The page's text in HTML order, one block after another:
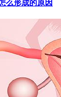
么形成的原因